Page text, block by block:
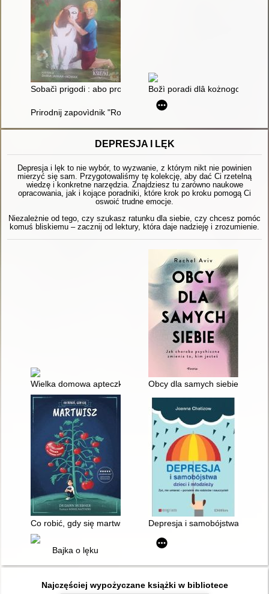
Sobačì prigodi : abo pro veliku družbu dlâ čotir'oh lap ì dvoh
Božì poradi dlâ kożnogo :
Prirodnij zapovìdnik "Roztoččâ" : âvorìvs'kij nacìonal'nij
DEPRESJA I LĘK
Depresja i lęk to nie wybór, to wyzwanie, z którym nikt nie powinien
mierzyć się sam. Przygotowaliśmy tę kolekcję, aby dać Ci rzetelną
wiedzę i konkretne narzędzia. Znajdziesz tu zarówno naukowe
opracowania, jak i kojące poradniki, które krok po kroku pomogą Ci
oswoić trudne emocje.
Niezależnie od tego, czy szukasz ratunku dla siebie, czy chcesz pomóc
komuś bliskiemu – zacznij od lektury, która daje nadzieję i zrozumienie.
Wielka domowa apteczka psychologiczna : 200 plansz
Obcy dla samych siebie : jak
Co robić, gdy się martwisz : poradnik dla dzieci
Depresja i samobójstwa dzieci
Bajka o lęku
Najczęściej wypożyczane książki w bibliotece